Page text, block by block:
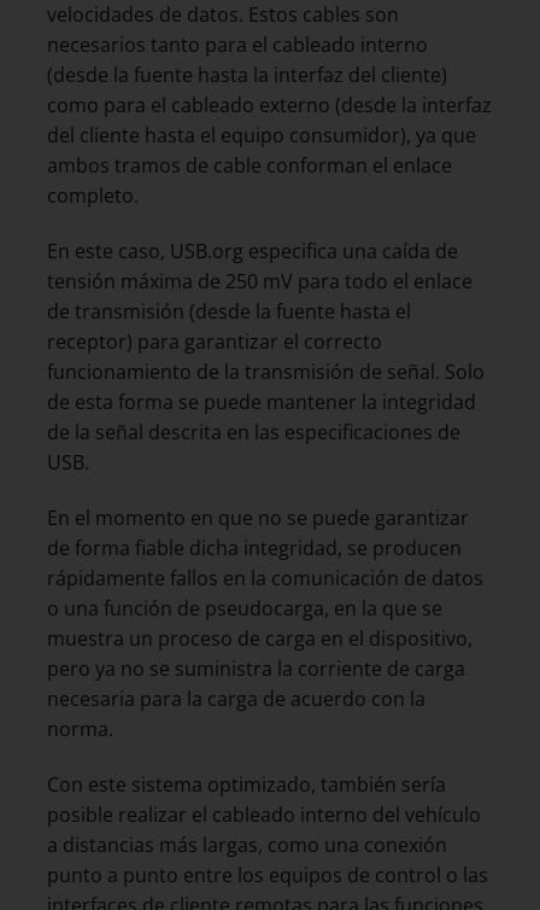
velocidades de datos. Estos cables son
necesarios tanto para el cableado interno
(desde la fuente hasta la interfaz del cliente)
como para el cableado externo (desde la interfaz
del cliente hasta el equipo consumidor), ya que
ambos tramos de cable conforman el enlace
completo.
En este caso, USB.org especifica una caída de
tensión máxima de 250 mV para todo el enlace
de transmisión (desde la fuente hasta el
receptor) para garantizar el correcto
funcionamiento de la transmisión de señal. Solo
de esta forma se puede mantener la integridad
de la señal descrita en las especificaciones de
USB.
En el momento en que no se puede garantizar
de forma fiable dicha integridad, se producen
rápidamente fallos en la comunicación de datos
o una función de pseudocarga, en la que se
muestra un proceso de carga en el dispositivo,
pero ya no se suministra la corriente de carga
necesaria para la carga de acuerdo con la
norma.
Con este sistema optimizado, también sería
posible realizar el cableado interno del vehículo
a distancias más largas, como una conexión
punto a punto entre los equipos de control o las